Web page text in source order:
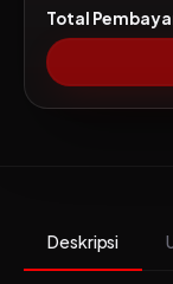
Total
Deskripsi